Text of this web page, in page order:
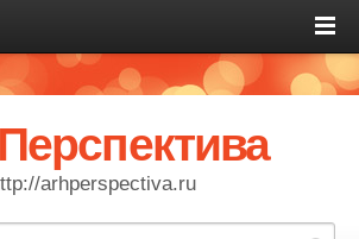
arhperspectiva.ru